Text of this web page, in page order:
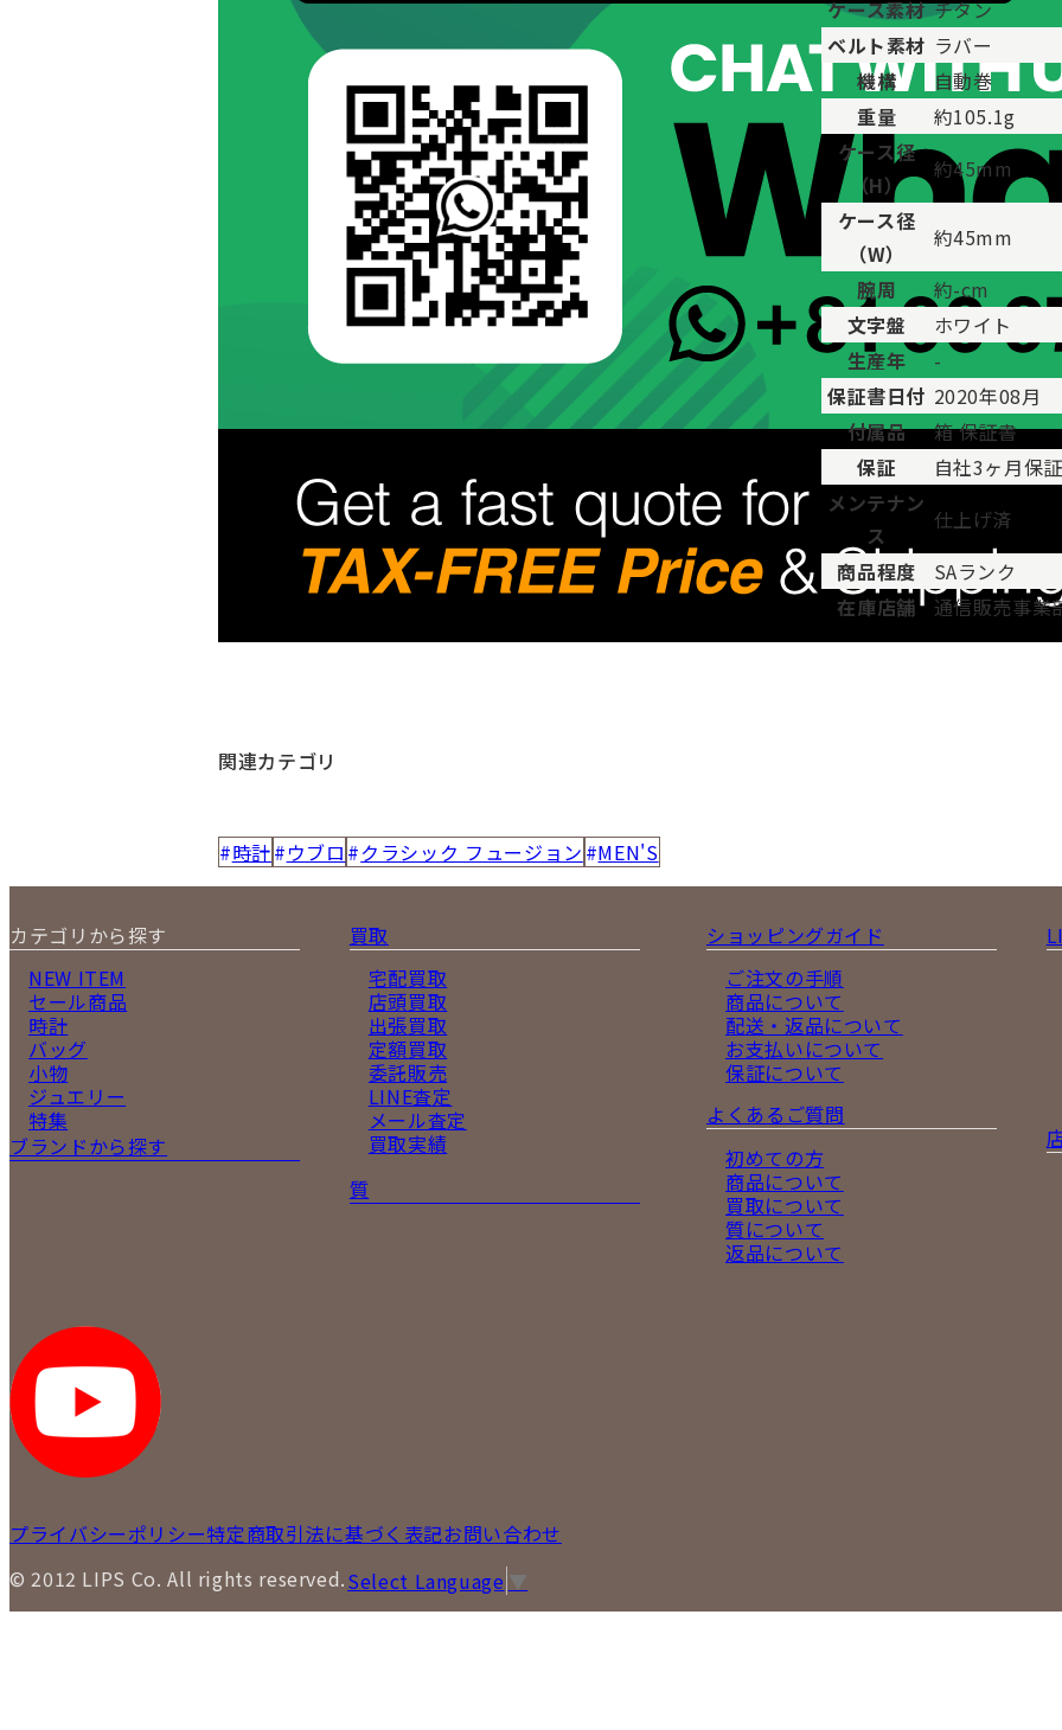
ケース素材 チタン
ベルト素材 ラバー
機構
自動巻
重量
約105.1g
ケース径
（H）
約45mm
ケース径
（W）
約45mm
腕周
約-cm
文字盤
ホワイト
生産年
-
保証書日付 2020年08月
付属品
箱 保証書
保証
自社3ヶ月保
メンテナン
ス
仕上げ済
商品程度
SAランク
在庫店舗
通信販売事業
関連カテゴリ
時計 ウブロ クラシック フュージョン MEN'S
カテゴリから探す
NEW ITEM
セール商品
時計
バッグ
小物
ジュエリー
特集
ブランドから探す
買取
宅配買取
店頭買取
出張買取
定額買取
委託販売
LINE査定
メール査定
買取実績
質
ショッピングガイド
ご注文の手順
商品について
配送・返品について
お支払いについて
保証について
よくあるご質問
初めての方
商品について
買取について
質について
返品について
プライバシーポリシー特定商取引法に基づく表記お問い合わせ
© 2012 LIPS Co. All rights reserved.Select Language ▼